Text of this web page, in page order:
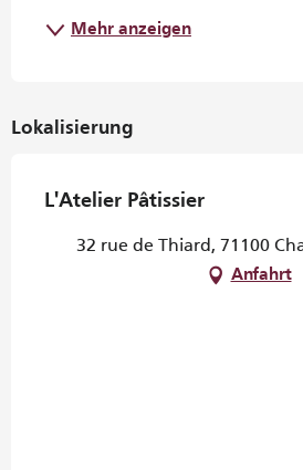
Mehr anzeigen
Lokalisierung
L'Atelier Pâtissier
32 rue de Thiard, 71100
Anfahrt